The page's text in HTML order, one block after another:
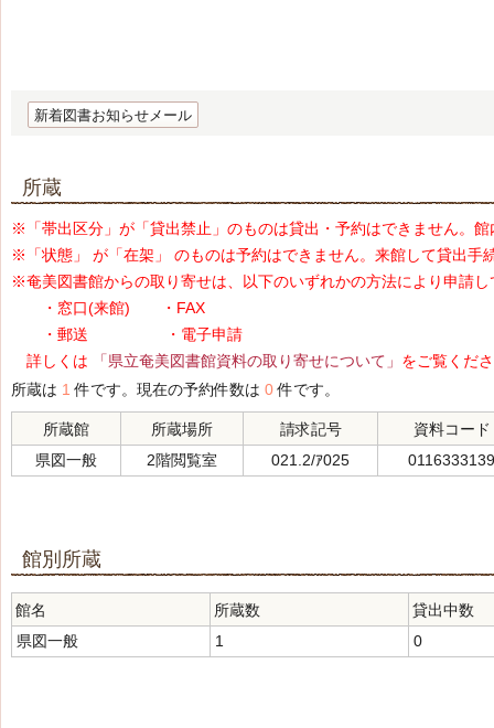
新着図書お知らせメール
所蔵
※「帯出区分」が「貸出禁止」のものは貸出・予約はできません。
※「状態」 が「在架」 のものは予約はできません。来館して貸出手
※奄美図書館からの取り寄せは、以下のいずれかの方法により申請し
・窓口(来館) ・FAX
・郵送 ・電子申請
詳しくは
「県立奄美図書館資料の取り寄せについて」 をご覧くだ
所蔵は 1 件です。現在の予約件数は 0件です。
所蔵館 所蔵場所 請求記号
資料コード
県図一般
2階閲覧室 021.2/ｱ025 0116333139
館別所蔵
館名 所蔵数
貸出中数
県図一般
1 0